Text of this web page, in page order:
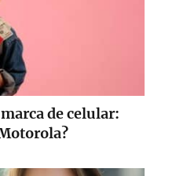
de celular: